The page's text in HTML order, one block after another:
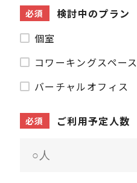
必須
検討中のプラン
個室
コワーキングスペース
バーチャルオフィス
必須 ご利用予定人数